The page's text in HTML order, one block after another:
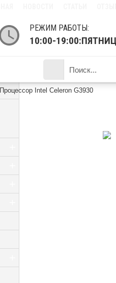
РЕЖИМ РАБОТЫ:
10:00-
Процессор Intel Celeron G3930